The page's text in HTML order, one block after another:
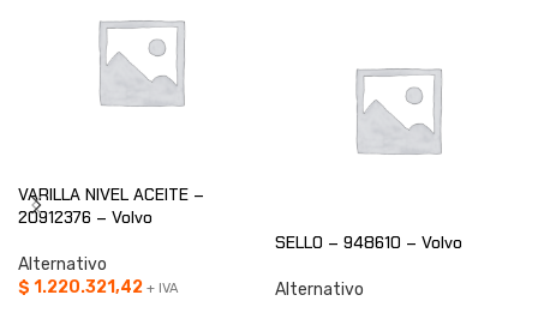
VARILLA NIVEL ACEITE –
20912376 – Volvo
Alternativo
$ 1.220.321,42 + IVA
SELLO – 948610 – Volvo
Alternativo